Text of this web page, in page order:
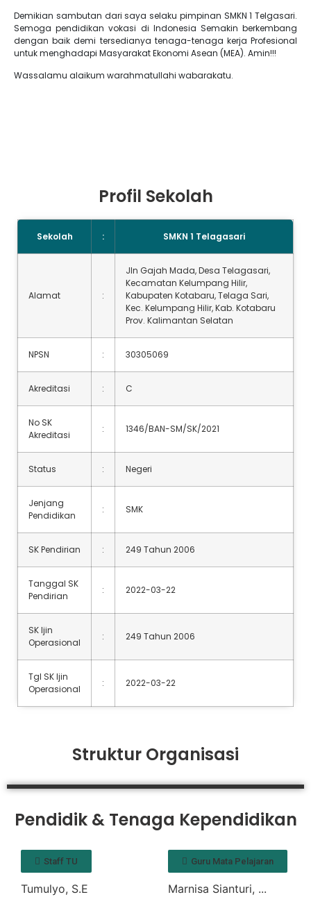
Demikian sambutan dari saya selaku pimpinan SMKN 1 Telgasari.
Semoga pendidikan vokasi di Indonesia Semakin berkembang
dengan baik demi tersedianya tenaga-tenaga kerja Profesional
untuk menghadapi Masyarakat Ekonomi Asean (MEA). Amin!!!
Wassalamu alaikum warahmatullahi wabarakatu.
Profil Sekolah
Sekolah : SMKN 1 Telagasari
Alamat :
Jln Gajah Mada, Desa Telagasari,
Kecamatan Kelumpang Hilir,
Kabupaten Kotabaru, Telaga Sari,
Kec. Kelumpang Hilir, Kab. Kotabaru
Prov. Kalimantan Selatan
NPSN : 30305069
Akreditasi : C
No SK
Akreditasi
: 1346/BAN-SM/SK/2021
Status : Negeri
Jenjang
Pendidikan
: SMK
SK Pendirian : 249 Tahun 2006
Tanggal SK
Pendirian
: 2022-03-22
SK Ijin
Operasional
: 249 Tahun 2006
Tgl SK Ijin
Operasional
: 2022-03-22
Struktur Organisasi
Pendidik & Tenaga Kependidikan
Staff TU
Tumulyo, S.E
Guru Mata Pelajaran
Marnisa Sianturi, ...